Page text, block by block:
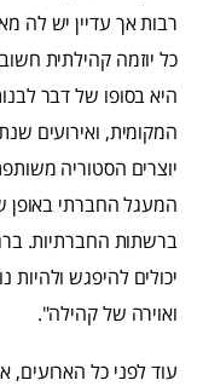
רבות אך עדיין יש לה
כל יוזמה קהילתית
היא בסופו של דבר
המקומית, ואירועים
יוצרים הסטוריה
המעגל החברתי
ברשתות החברתיות.
יכולים להיפגש
ואוירה של קהילה".
עוד לפני כל הארועים,